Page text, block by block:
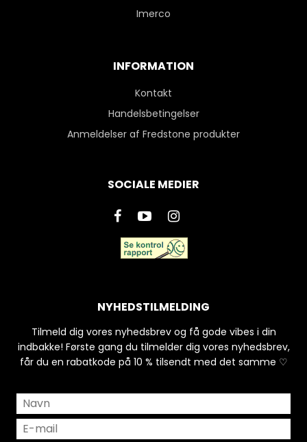
Imerco
INFORMATION
Kontakt
Handelsbetingelser
Anmeldelser af Fredstone produkter
SOCIALE MEDIER
NYHEDSTILMELDING
Tilmeld dig vores nyhedsbrev og få gode vibes i din
indbakke! Første gang du tilmelder dig vores nyhedsbrev,
får du en rabatkode på 10 % tilsendt med det samme ♡